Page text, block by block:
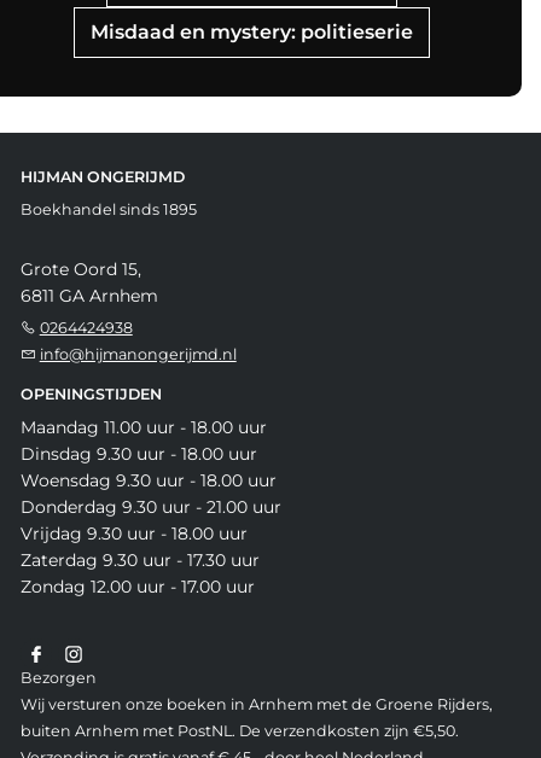
Misdaad en mystery: politieserie
HIJMAN ONGERIJMD
Boekhandel sinds 1895
Grote Oord 15,
6811 GA Arnhem
0264424938
info@hijmanongerijmd.nl
OPENINGSTIJDEN
Maandag 11.00 uur - 18.00 uur
Dinsdag 9.30 uur - 18.00 uur
Woensdag 9.30 uur - 18.00 uur
Donderdag 9.30 uur - 21.00 uur
Vrijdag 9.30 uur - 18.00 uur
Zaterdag 9.30 uur - 17.30 uur
Zondag 12.00 uur - 17.00 uur
Bezorgen
Wij versturen onze boeken in Arnhem met de Groene Rijders,
buiten Arnhem met PostNL. De verzendkosten zijn €5,50.